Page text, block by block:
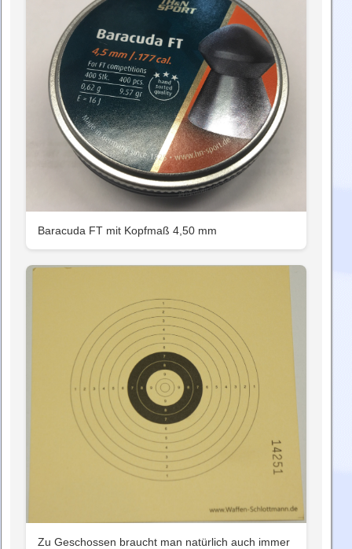
Baracuda FT mit Kopfmaß 4,50 mm
Zu Geschossen braucht man natürlich auch immer